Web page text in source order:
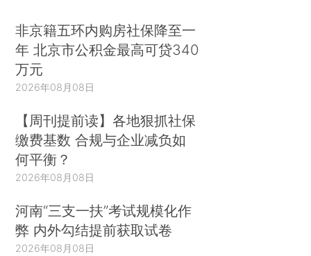
非京籍五环内购房社保降至一
年 北京市公积金最高可贷340
万元
2026年08月08日
【周刊提前读】各地狠抓社保
缴费基数 合规与企业减负如
何平衡？
2026年08月08日
河南“三支一扶”考试规模化作
弊 内外勾结提前获取试卷
2026年08月08日